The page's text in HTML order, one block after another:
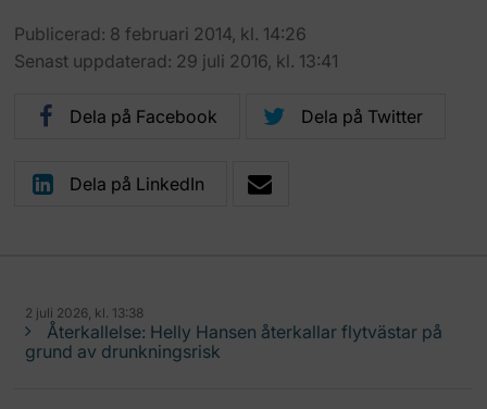
Publicerad: 8 februari 2014, kl. 14:26
Senast uppdaterad: 29 juli 2016, kl. 13:41
Dela på Facebook Dela på Twitter
Dela på LinkedIn
2 juli 2026, kl. 13:38
Återkallelse: Helly Hansen återkallar flytvästar på
grund av drunkningsrisk